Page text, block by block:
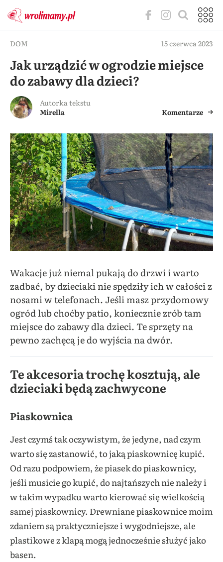
DOM 15 czerwca 2023
Jak urządzić w ogrodzie miejsce
do zabawy dla dzieci?
Autorka tekstu
Mirella
Komentarze
Wakacje już niemal pukają do drzwi i warto
zadbać, by dzieciaki nie spędziły ich w całości z
nosami w telefonach. Jeśli masz przydomowy
ogród lub choćby patio, koniecznie zrób tam
miejsce do zabawy dla dzieci. Te sprzęty na
pewno zachęcą je do wyjścia na dwór.
Te akcesoria trochę kosztują, ale
dzieciaki będą zachwycone
Piaskownica
Jest czymś tak oczywistym, że jedyne, nad czym
warto się zastanowić, to jaką piaskownicę kupić.
Od razu podpowiem, że piasek do piaskownicy,
jeśli musicie go kupić, do najtańszych nie należy i
w takim wypadku warto kierować się wielkością
samej piaskownicy. Drewniane piaskownice moim
zdaniem są praktyczniejsze i wygodniejsze, ale
plastikowe z klapą mogą jednocześnie służyć jako
basen.